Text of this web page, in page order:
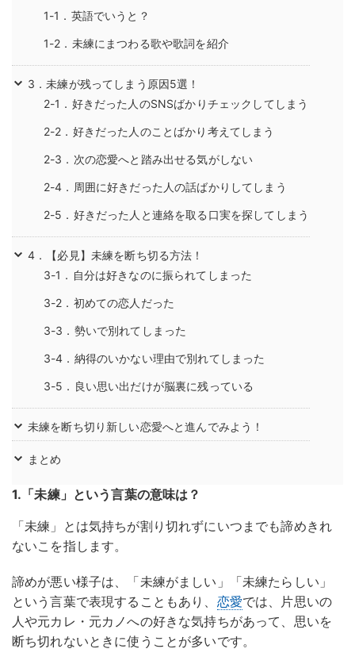
1-1．英語でいうと？
1-2．未練にまつわる歌や歌詞を紹介
3．未練が残ってしまう原因5選！
2-1．好きだった人のSNSばかりチェックしてしまう
2-2．好きだった人のことばかり考えてしまう
2-3．次の恋愛へと踏み出せる気がしない
2-4．周囲に好きだった人の話ばかりしてしまう
2-5．好きだった人と連絡を取る口実を探してしまう
4．【必見】未練を断ち切る方法！
3-1．自分は好きなのに振られてしまった
3-2．初めての恋人だった
3-3．勢いで別れてしまった
3-4．納得のいかない理由で別れてしまった
3-5．良い思い出だけが脳裏に残っている
未練を断ち切り新しい恋愛へと進んでみよう！
まとめ
1.「未練」という言葉の意味は？
「未練」とは気持ちが割り切れずにいつまでも諦めきれ
ないこを指します。
諦めが悪い様子は、「未練がましい」「未練たらしい」
という言葉で表現することもあり、 恋愛では、片思いの
人や元カレ・元カノへの好きな気持ちがあって、思いを
断ち切れないときに使うことが多いです。